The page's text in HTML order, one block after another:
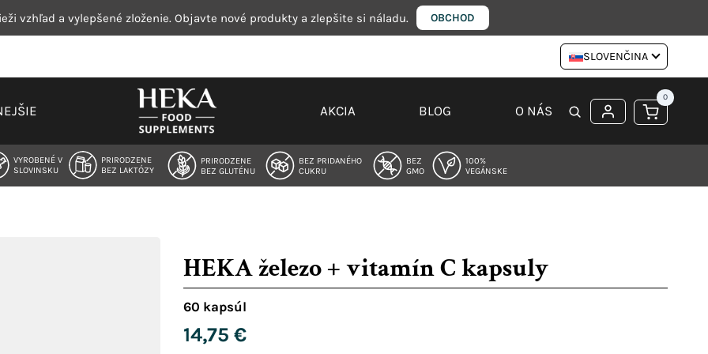
vzhľad a vylepšené zloženie. Objavte nové produkty a zlepšite si náladu. OBCHOD
SLOVENČINA
AKCIA BLOG O NÁS
0
VYROBENÉ V
SLOVINSKU
PRIRODZENE
BEZ LAKTÓZY
PRIRODZENE
BEZ GLUTÉNU
BEZ PRIDANÉHO
CUKRU
BEZ
GMO
100%
VEGÁNSKE
HEKA železo + vitamín C kapsuly
60 kapsúl
14,75 €